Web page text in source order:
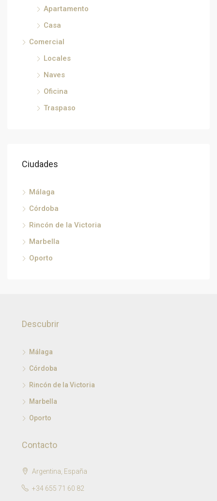
Apartamento
Casa
Comercial
Locales
Naves
Oficina
Traspaso
Ciudades
Málaga
Córdoba
Rincón de la Victoria
Marbella
Oporto
Descubrir
Málaga
Córdoba
Rincón de la Victoria
Marbella
Oporto
Contacto
Argentina, España
+34 655 71 60 82